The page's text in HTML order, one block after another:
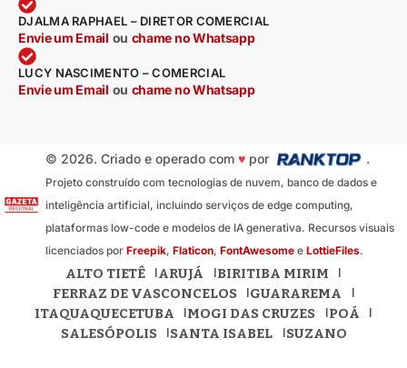
DJALMA RAPHAEL – DIRETOR COMERCIAL
Envie um Email ou chame no Whatsapp
LUCY NASCIMENTO – COMERCIAL
Envie um Email ou chame no Whatsapp
© 2026. Criado e operado com ♥por .
Projeto construído com tecnologias de nuvem, banco de dados e
inteligência artificial, incluindo serviços de edge computing,
plataformas low-code e modelos de IA generativa. Recursos visuais
licenciados por Freepik, Flaticon, FontAwesomee LottieFiles.
ALTO TIETÊ ARUJÁ
BIRITIBA MIRIM
FERRAZ DE VASCONCELOS
GUARAREMA
ITAQUAQUECETUBA
MOGI DAS CRUZES
POÁ
SALESÓPOLIS
SANTA ISABEL SUZANO